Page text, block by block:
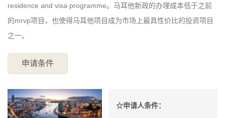
residence and visa programme。马耳他新政的办理成本低于之前
的mrvp项目，也使得马耳他项目成为市场上最具性价比的投资项目
之一。
申请条件
☆申请人条件：